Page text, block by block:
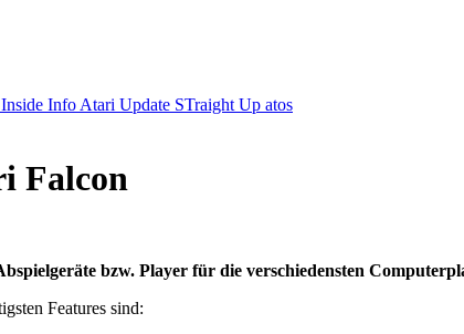
Info Atari Update STraight Up atos
Falcon
bzw. Player für die verschiedensten
Features sind: